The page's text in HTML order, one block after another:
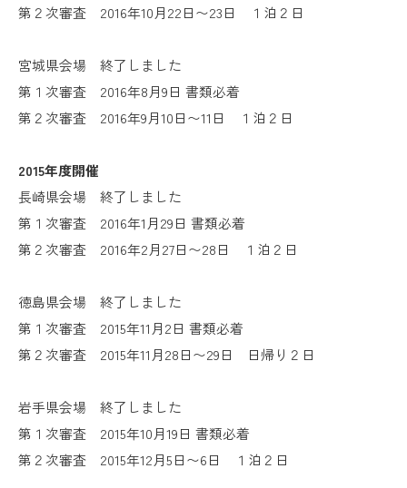
第２次審査 2016年10月22日〜23日 １泊２日
宮城県会場 終了しました
第１次審査 2016年8月9日 書類必着
第２次審査 2016年9月10日〜11日 １泊２日
2015年度開催
長崎県会場 終了しました
第１次審査 2016年1月29日 書類必着
第２次審査 2016年2月27日〜28日 １泊２日
徳島県会場 終了しました
第１次審査 2015年11月2日 書類必着
第２次審査 2015年11月28日〜29日 日帰り２日
岩手県会場 終了しました
第１次審査 2015年10月19日 書類必着
第２次審査 2015年12月5日〜6日 １泊２日